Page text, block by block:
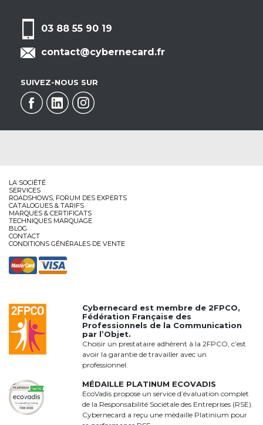
03 88 55 90 19
contact@cybernecard.fr
SUIVEZ-NOUS SUR
LA SOCIÉTÉ
SERVICES
ROADSHOWS, FORUM DES EXPERTS
CATALOGUES & TARIFS
MARQUES & CERTIFICATS
TECHNIQUES MARQUAGE
BLOG
CONTACT
CONDITIONS GÉNÉRALES DE VENTE
Cybernecard est membre de2FPCO,
Fédération Française des
Professionnels de la Communication
par l’Objet.
Choisir un prestataire adhérent à la 2FPCO, c’est
avoir la garantie de travailler avec un
professionnel.
MÉDAILLE PLATINUM ECOVADIS
EcoVadis propose un service d’évaluation complet
de la Responsabilité Sociétale des Entreprises (RSE).
Cybernecard a reçu une médaille Platinium pour